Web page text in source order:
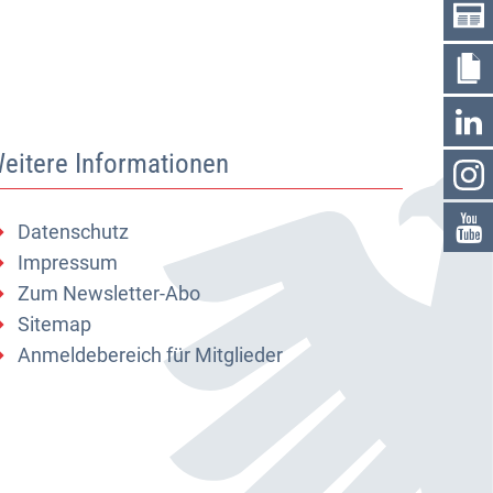
Informationen
Datenschutz
Impressum
Zum Newsletter-Abo
Sitemap
Anmeldebereich für Mitglieder